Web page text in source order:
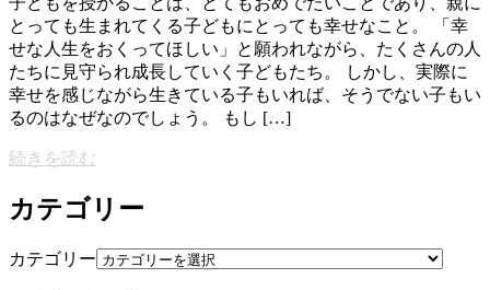
とっても生まれてくる子どもにとっても幸せなこと。 「幸
せな人生をおくってほしい」と願われながら、たくさんの人
たちに見守られ成長していく子どもたち。 しかし、実際に
幸せを感じながら生きている子もいれば、そうでない子もい
るのはなぜなのでしょう。 もし […]
続きを読む
カテゴリー
カテゴリー